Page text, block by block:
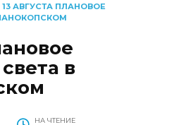
13 АВГУСТА ПЛАНОВОЕ
в
НА ЧТЕНИЕ